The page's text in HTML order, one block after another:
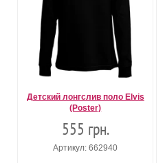
Детский лонгслив поло Elvis
(Poster)
555 грн.
Артикул: 662940